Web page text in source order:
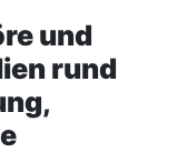
und
rund